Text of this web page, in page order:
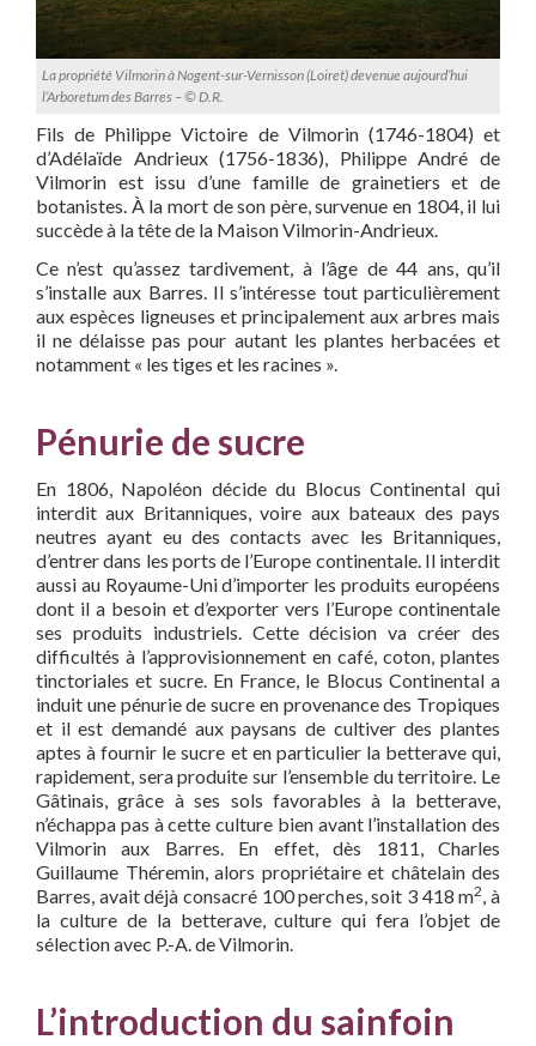
La propriété Vilmorin à Nogent-sur-Vernisson (Loiret) devenue aujourd’hui
l’Arboretum des Barres – © D.R.
Fils de Philippe Victoire de Vilmorin (1746-1804) et
d’Adélaïde Andrieux (1756-1836), Philippe André de
Vilmorin est issu d’une famille de grainetiers et de
botanistes. À la mort de son père, survenue en 1804, il lui
succède à la tête de la Maison Vilmorin-Andrieux.
Ce n’est qu’assez tardivement, à l’âge de 44 ans, qu’il
s’installe aux Barres. Il s’intéresse tout particulièrement
aux espèces ligneuses et principalement aux arbres mais
il ne délaisse pas pour autant les plantes herbacées et
notamment « les tiges et les racines ».
Pénurie de sucre
En 1806, Napoléon décide du Blocus Continental qui
interdit aux Britanniques, voire aux bateaux des pays
neutres ayant eu des contacts avec les Britanniques,
d’entrer dans les ports de l’Europe continentale. Il interdit
aussi au Royaume-Uni d’importer les produits européens
dont il a besoin et d’exporter vers l’Europe continentale
ses produits industriels. Cette décision va créer des
difficultés à l’approvisionnement en café, coton, plantes
tinctoriales et sucre. En France, le Blocus Continental a
induit une pénurie de sucre en provenance des Tropiques
et il est demandé aux paysans de cultiver des plantes
aptes à fournir le sucre et en particulier la betterave qui,
rapidement, sera produite sur l’ensemble du territoire. Le
Gâtinais, grâce à ses sols favorables à la betterave,
n’échappa pas à cette culture bien avant l’installation des
Vilmorin aux Barres. En effet, dès 1811, Charles
Guillaume Théremin, alors propriétaire et châtelain des
Barres, avait déjà consacré 100 perches, soit 3 418 m2, à
la culture de la betterave, culture qui fera l’objet de
sélection avec P.-A. de Vilmorin.
L’introduction du sainfoin